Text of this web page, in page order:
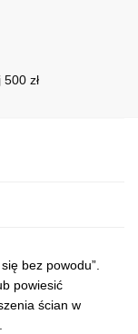
zł
bez powodu”.
powiesić
ścian w